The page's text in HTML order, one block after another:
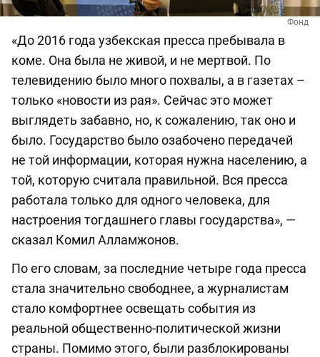
Фонд
«До 2016 года узбекская пресса пребывала в
коме. Она была не живой, и не мертвой. По
телевидению было много похвалы, а в газетах –
только «новости из рая». Сейчас это может
выглядеть забавно, но, к сожалению, так оно и
было. Государство было озабочено передачей
не той информации, которая нужна населению, а
той, которую считала правильной. Вся пресса
работала только для одного человека, для
настроения тогдашнего главы государства», —
сказал Комил Алламжонов.
По его словам, за последние четыре года пресса
стала значительно свободнее, а журналистам
стало комфортнее освещать события из
реальной общественно-политической жизни
страны. Помимо этого, были разблокированы